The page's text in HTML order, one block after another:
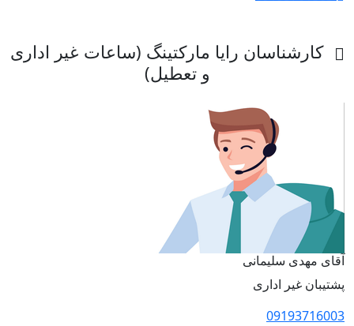
کارشناسان رایا مارکتینگ (ساعات غیر اداری
و تعطیل)
آقای مهدی سلیمانی
پشتیبان غیر اداری
09193716003